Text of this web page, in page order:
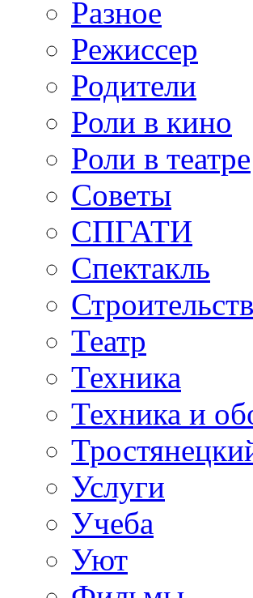
Разное
Режиссер
Родители
Роли в кино
Роли в театре
Советы
СПГАТИ
Спектакль
Театр
Техника
Техника и
Услуги
Учеба
Уют